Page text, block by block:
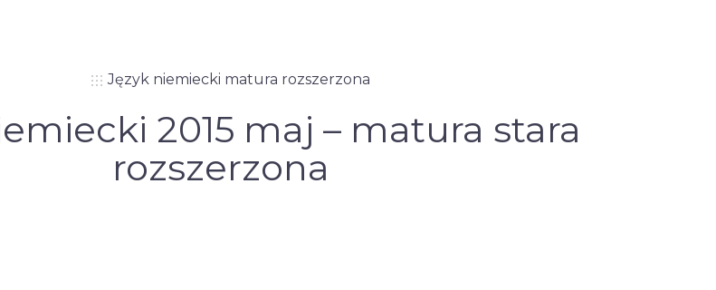
Język niemiecki matura rozszerzona
2015 maj – matura stara
rozszerzona